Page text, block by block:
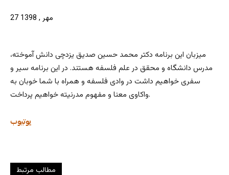
27 مهر , 1398
میزبان این برنامه دکتر محمد حسین صدیق یزدچی دانش آموخته،
مدرس دانشگاه و محقق در علم فلسفه هستند. در این برنامه سیر و
سفری خواهیم داشت در وادی فلسفه و همراه با شما خوبان به
واکاوی معنا و مفهوم مدرنیته خواهیم پرداخت.
یوتیوب
مطالب مرتبط